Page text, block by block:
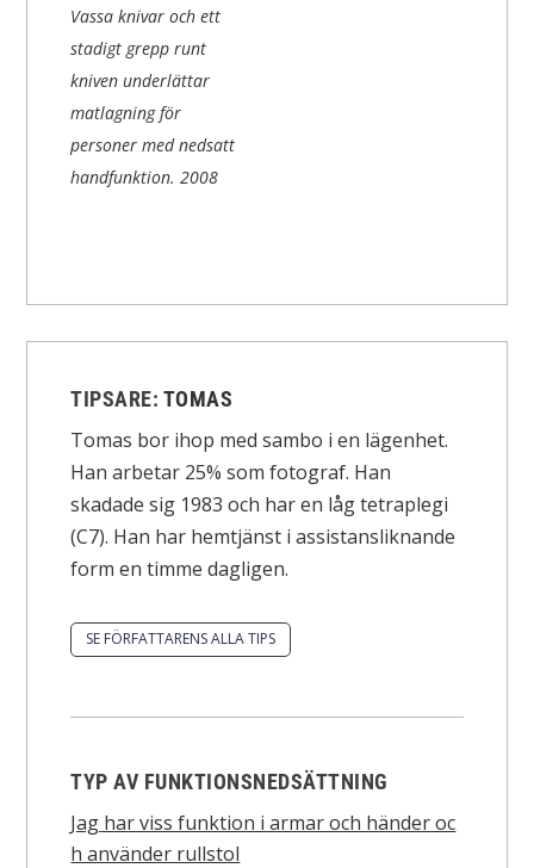
Vassa knivar och ett
stadigt grepp runt
kniven underlättar
matlagning för
personer med nedsatt
handfunktion.2008
TIPSARE: TOMAS
Tomas bor ihop med sambo i en lägenhet.
Han arbetar 25% som fotograf. Han
skadade sig 1983 och har en låg tetraplegi
(C7). Han har hemtjänst i assistansliknande
form en timme dagligen.
SE FÖRFATTARENS ALLA TIPS
TYP AV FUNKTIONSNEDSÄTTNING
Jag har viss funktion i armar och händer oc
h använder rullstol